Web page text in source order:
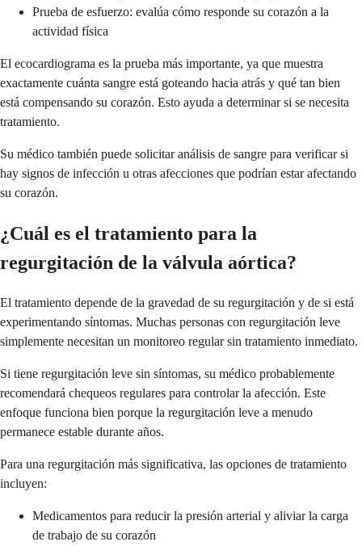
Prueba de esfuerzo: evalúa cómo responde su corazón a la
actividad física
El ecocardiograma es la prueba más importante, ya que muestra
exactamente cuánta sangre está goteando hacia atrás y qué tan bien
está compensando su corazón. Esto ayuda a determinar si se necesita
tratamiento.
Su médico también puede solicitar análisis de sangre para verificar si
hay signos de infección u otras afecciones que podrían estar afectando
su corazón.
¿Cuál es el tratamiento para la
regurgitación de la válvula aórtica?
El tratamiento depende de la gravedad de su regurgitación y de si está
experimentando síntomas. Muchas personas con regurgitación leve
simplemente necesitan un monitoreo regular sin tratamiento inmediato.
Si tiene regurgitación leve sin síntomas, su médico probablemente
recomendará chequeos regulares para controlar la afección. Este
enfoque funciona bien porque la regurgitación leve a menudo
permanece estable durante años.
Para una regurgitación más significativa, las opciones de tratamiento
incluyen:
Medicamentos para reducir la presión arterial y aliviar la carga
de trabajo de su corazón